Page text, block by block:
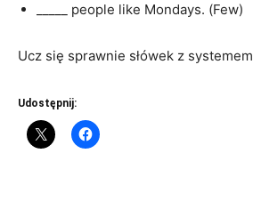
_____ people like Mondays. (Few)
Ucz się sprawnie słówek z systemem
Udostępnij: